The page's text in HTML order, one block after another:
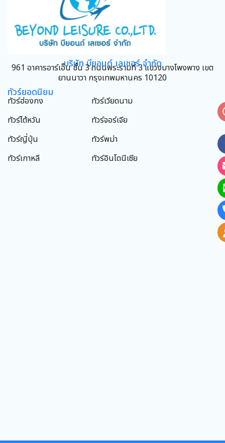
บริษัท บียอนด์ เลเชอร์ จำกัด
961 อาคารอาร์เอ็น ชั้น 3 ถนนพระรามที่ 3 แขวงบางโพงพาง เขต
ยานนาวา กรุงเทพมหานคร 10120
ทัวร์ยอดนิยม
ทัวร์ฮ่องกง
ทัวร์ไต้หวัน
ทัวร์ญี่ปุ่น
ทัวร์เกาหลี
ทัวร์เวียดนาม
ทัวร์จอร์เจีย
ทัวร์พม่า
ทัวร์อินโดนีเซีย